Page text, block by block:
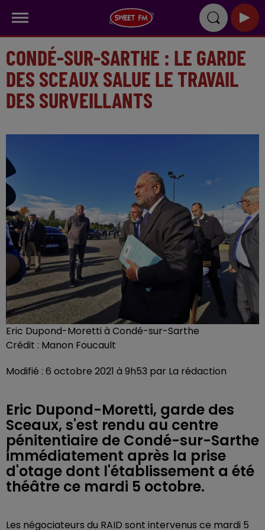
CONDÉ-SUR-SARTHE : LE GARDE
DES SCEAUX SALUE LE TRAVAIL
DES SURVEILLANTS
Eric Dupond-Moretti à Condé-sur-Sarthe
Crédit : Manon Foucault
Modifié : 6 octobre 2021 à 9h53 par La rédaction
Eric Dupond-Moretti, garde des
Sceaux, s'est rendu au centre
pénitentiaire de Condé-sur-Sarthe
immédiatement après la prise
d'otage dont l'établissement a été
théâtre ce mardi 5 octobre.
Les négociateurs du RAID sont intervenus ce mardi 5